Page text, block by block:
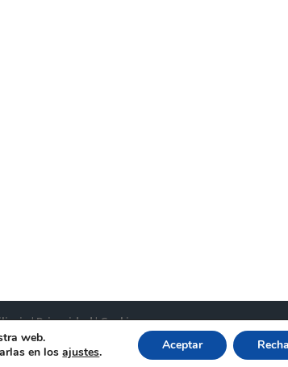
|Privacidad|Cookies
web.
en losajustes. Aceptar